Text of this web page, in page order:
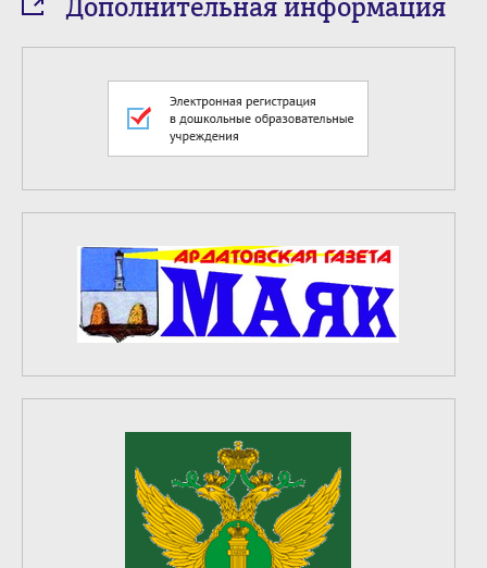
Дополнительная информация